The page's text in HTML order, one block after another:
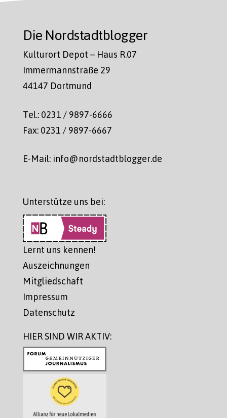
Die Nordstadtblogger
Kulturort Depot – Haus R.07
Immermannstraße 29
44147 Dortmund
Tel.: 0231 / 9897-6666
Fax: 0231 / 9897-6667
E-Mail: info@nordstadtblogger.de
Unterstütze uns bei:
Lernt uns kennen!
Auszeichnungen
Mitgliedschaft
Impressum
Datenschutz
HIER SIND WIR AKTIV: